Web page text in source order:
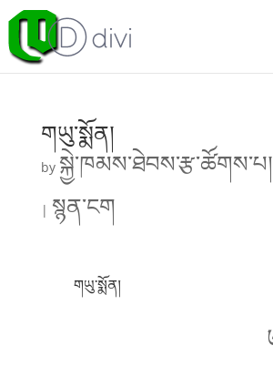
གཡུ་སྨོན།
by སྐྱེ་ཁམས་ཐེབས་རྩ་ཚོགས་པ།
| སྙན་ངག
གཡུ་སྨོན།